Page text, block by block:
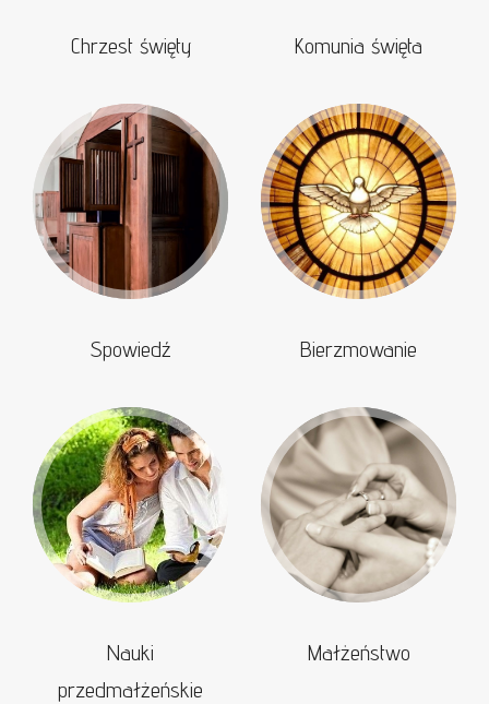
Chrzest święty Komunia święta
Spowiedź Bierzmowanie
Nauki
przedmałżeńskie
Małżeństwo